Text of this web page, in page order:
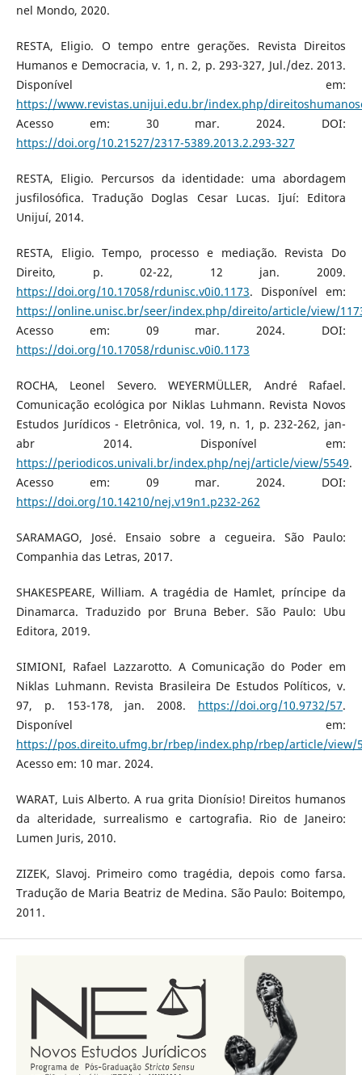
nel Mondo, 2020.
RESTA, Eligio. O tempo entre gerações. Revista Direitos
Humanos e Democracia, v. 1, n. 2, p. 293-327, Jul./dez. 2013.
Disponível em:
https://www.revistas.unijui.edu.br/index.php/
Acesso em: 30 mar. 2024. DOI:
https://doi.org/10.21527/2317-5389.2013.2.293-327
RESTA, Eligio. Percursos da identidade: uma abordagem
jusfilosófica. Tradução Doglas Cesar Lucas. Ijuí: Editora
Unijuí, 2014.
RESTA, Eligio. Tempo, processo e mediação. Revista Do
Direito, p. 02-22, 12 jan. 2009.
https://doi.org/10.17058/rdunisc.v0i0.1173. Disponível em:
https://online.unisc.br/seer/index.php/direito/article/view/
Acesso em: 09 mar. 2024. DOI:
https://doi.org/10.17058/rdunisc.v0i0.1173
ROCHA, Leonel Severo. WEYERMÜLLER, André Rafael.
Comunicação ecológica por Niklas Luhmann. Revista Novos
Estudos Jurídicos - Eletrônica, vol. 19, n. 1, p. 232-262, jan-
abr 2014. Disponível em:
https://periodicos.univali.br/index.php/nej/article/view/5549.
Acesso em: 09 mar. 2024. DOI:
https://doi.org/10.14210/nej.v19n1.p232-262
SARAMAGO, José. Ensaio sobre a cegueira. São Paulo:
Companhia das Letras, 2017.
SHAKESPEARE, William. A tragédia de Hamlet, príncipe da
Dinamarca. Traduzido por Bruna Beber. São Paulo: Ubu
Editora, 2019.
SIMIONI, Rafael Lazzarotto. A Comunicação do Poder em
Niklas Luhmann. Revista Brasileira De Estudos Políticos, v.
97, p. 153-178, jan. 2008. https://doi.org/10.9732/57.
Disponível em:
https://pos.direito.ufmg.br/rbep/index.php/rbep/article/view/
Acesso em: 10 mar. 2024.
WARAT, Luis Alberto. A rua grita Dionísio! Direitos humanos
da alteridade, surrealismo e cartografia. Rio de Janeiro:
Lumen Juris, 2010.
ZIZEK, Slavoj. Primeiro como tragédia, depois como farsa.
Tradução de Maria Beatriz de Medina. São Paulo: Boitempo,
2011.